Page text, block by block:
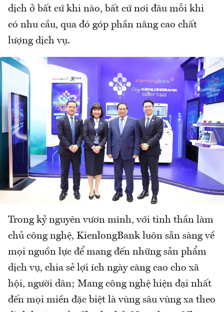
dịch ở bất cứ khi nào, bất cứ nơi đâu mỗi khi
có nhu cầu, qua đó góp phần nâng cao chất
lượng dịch vụ.
Trong kỷ nguyên vươn mình, với tinh thần làm
chủ công nghệ, KienlongBank luôn sẵn sàng về
mọi nguồn lực để mang đến những sản phẩm
dịch vụ, chia sẻ lợi ích ngày càng cao cho xã
hội, người dân; Mang công nghệ hiện đại nhất
đến mọi miền đặc biệt là vùng sâu vùng xa theo